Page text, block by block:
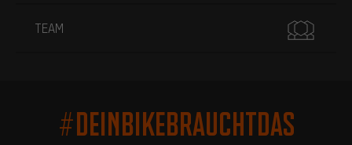
TEAM
#DEINBIKEBRAUCHTDAS